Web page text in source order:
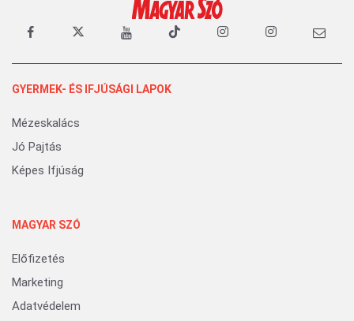
GYERMEK- ÉS IFJÚSÁGI LAPOK
Mézeskalács
Jó Pajtás
Képes Ifjúság
MAGYAR SZÓ
Előfizetés
Marketing
Adatvédelem